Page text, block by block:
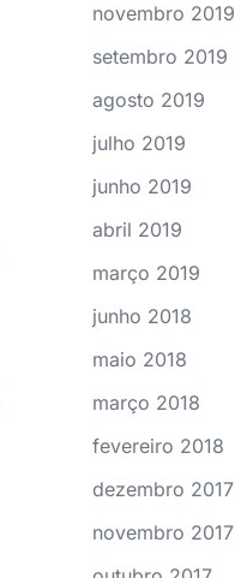
novembro 2019
setembro 2019
agosto 2019
julho 2019
junho 2019
abril 2019
março 2019
junho 2018
maio 2018
março 2018
fevereiro 2018
dezembro 2017
novembro 2017